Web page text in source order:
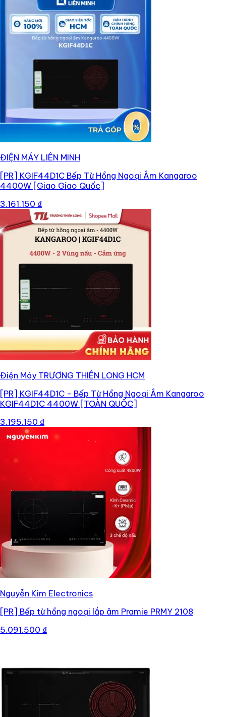
ĐIỆN MÁY LIÊN MINH
[PR] KGIF44D1C Bếp Từ Hồng Ngoại Âm Kangaroo
4400W [Giao Giao Quốc]
3.161.150 ₫
Điện Máy TRƯƠNG THIÊN LONG HCM
[PR] KGIF44D1C - Bếp Từ Hồng Ngoại Âm Kangaroo
KGIF44D1C 4400W [TOÀN QUỐC]
3.195.150 ₫
Nguyễn Kim Electronics
[PR] Bếp từ hồng ngoại lắp âm Pramie PRMY 2108
5.091.500 ₫